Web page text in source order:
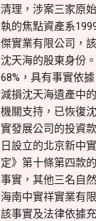
清理，涉案三家原
執的焦點資產系
傑實業有限公司，
沈天海的股東身份
68%，具有事實依
減損沈天海遺產中
機關支持，已恢復
實發展公司的投資
日設立的北京新中
定》第十條第四款
事實，其他三名自
海南中實祥實業有
該事實及法律依據